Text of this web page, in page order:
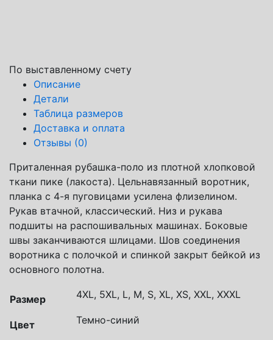
По выставленному счету
Описание
Детали
Таблица размеров
Доставка и оплата
Отзывы (0)
Приталенная рубашка-поло из плотной хлопковой
ткани пике (лакоста). Цельнавязанный воротник,
планка с 4-я пуговицами усилена флизелином.
Рукав втачной, классический. Низ и рукава
подшиты на распошивальных машинах. Боковые
швы заканчиваются шлицами. Шов соединения
воротника с полочкой и спинкой закрыт бейкой из
основного полотна.
Размер 4XL, 5XL, L, M, S, XL, XS, XXL, XXXL
Цвет Темно-синий